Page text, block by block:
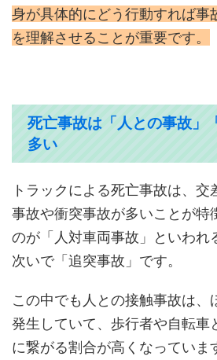
身が具体的にどう行動すれば事
を理解させることが重要です。
死亡事故は「人との事故」
多い
トラックによる死亡事故は、
事故や衝突事故が多いことが特
のが「人対車両事故」といわれ
次いで「追突事故」です。
この中でも人との接触事故は、
発生していて、歩行者や自転車
に繋がる割合が高くなっていま